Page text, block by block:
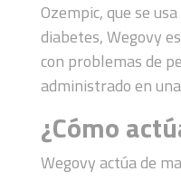
Ozempic, que se
diabetes, Wegovy
con problemas de
administrado en
¿Cómo
Wegovy actúa de